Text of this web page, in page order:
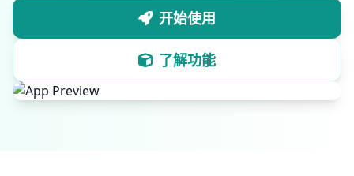
开始使用
了解功能